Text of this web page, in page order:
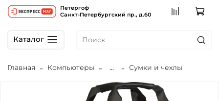
Петергоф
Санкт-Петербургский пр., д.60
Каталог
Главная Компьютеры ... Сумки и чехлы